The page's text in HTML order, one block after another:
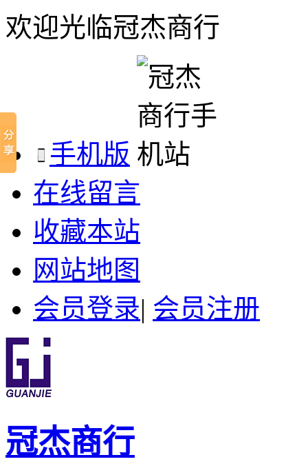
欢迎光临冠杰商行
手机版
在线留言
收藏本站
网站地图
会员登录| 会员注册
冠杰商行